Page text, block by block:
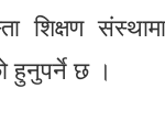
शिक्षण
हुनुपर्ने छ ।